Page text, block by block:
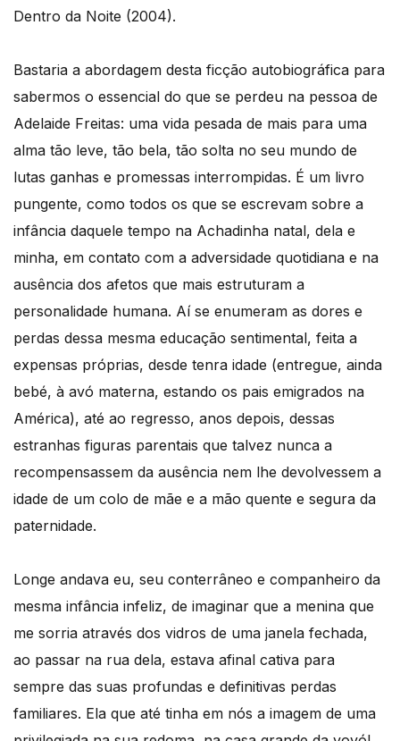
Dentro da Noite (2004).
Bastaria a abordagem desta ficção autobiográfica para
sabermos o essencial do que se perdeu na pessoa de
Adelaide Freitas: uma vida pesada de mais para uma
alma tão leve, tão bela, tão solta no seu mundo de
lutas ganhas e promessas interrompidas. É um livro
pungente, como todos os que se escrevam sobre a
infância daquele tempo na Achadinha natal, dela e
minha, em contato com a adversidade quotidiana e na
ausência dos afetos que mais estruturam a
personalidade humana. Aí se enumeram as dores e
perdas dessa mesma educação sentimental, feita a
expensas próprias, desde tenra idade (entregue, ainda
bebé, à avó materna, estando os pais emigrados na
América), até ao regresso, anos depois, dessas
estranhas figuras parentais que talvez nunca a
recompensassem da ausência nem lhe devolvessem a
idade de um colo de mãe e a mão quente e segura da
paternidade.
Longe andava eu, seu conterrâneo e companheiro da
mesma infância infeliz, de imaginar que a menina que
me sorria através dos vidros de uma janela fechada,
ao passar na rua dela, estava afinal cativa para
sempre das suas profundas e definitivas perdas
familiares. Ela que até tinha em nós a imagem de uma